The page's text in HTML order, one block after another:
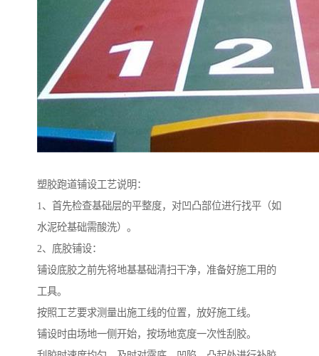
塑胶跑道铺设工艺说明：
1、首先检查基础层的平整度，对凹凸部位进行找平（如
水泥砼基础需酸洗）。
2、底胶铺设：
铺设底胶之前先将地基基础清扫干净，准备好施工用的
工具。
按照工艺要求测量出施工线的位置，放好施工线。
铺设时由场地一侧开始，按场地宽度一次性刮胶。